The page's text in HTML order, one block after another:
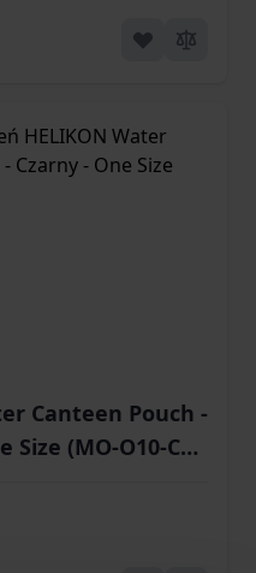
Canteen Pouch -
(MO-O10-CD-